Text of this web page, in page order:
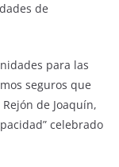
de
para las
seguros que
de Joaquín,
celebrado